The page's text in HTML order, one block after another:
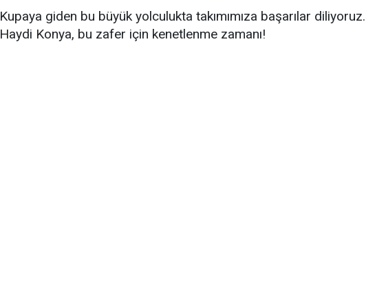
Kupaya giden bu büyük yolculukta takımımıza başarılar diliyoruz.
Haydi Konya, bu zafer için kenetlenme zamanı!